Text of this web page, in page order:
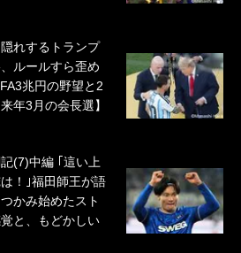
れするトランプ
ルールすら歪め
兆円の野望と2
年3月の会長選】
(7)中編 ｢這い上
！｣福田師王が語
かみ始めたスト
と、もどかしい